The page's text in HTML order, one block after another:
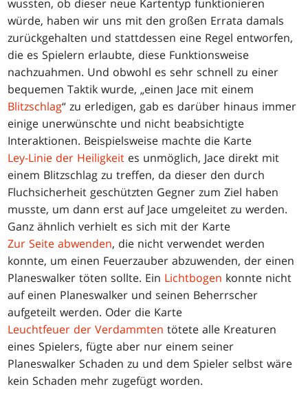
wussten, ob dieser neue Kartentyp funktionieren
würde, haben wir uns mit den großen Errata damals
zurückgehalten und stattdessen eine Regel entworfen,
die es Spielern erlaubte, diese Funktionsweise
nachzuahmen. Und obwohl es sehr schnell zu einer
bequemen Taktik wurde, „einen Jace mit einem
Blitzschlag“ zu erledigen, gab es darüber hinaus immer
einige unerwünschte und nicht beabsichtigte
Interaktionen. Beispielsweise machte die Karte
Ley-Linie der Heiligkeit es unmöglich, Jace direkt mit
einem Blitzschlag zu treffen, da dieser den durch
Fluchsicherheit geschützten Gegner zum Ziel haben
musste, um dann erst auf Jace umgeleitet zu werden.
Ganz ähnlich verhielt es sich mit der Karte
Zur Seite abwenden, die nicht verwendet werden
konnte, um einen Feuerzauber abzuwenden, der einen
Planeswalker töten sollte. Ein Lichtbogen konnte nicht
auf einen Planeswalker und seinen Beherrscher
aufgeteilt werden. Oder die Karte
Leuchtfeuer der Verdammten tötete alle Kreaturen
eines Spielers, fügte aber nur einem seiner
Planeswalker Schaden zu und dem Spieler selbst wäre
kein Schaden mehr zugefügt worden.